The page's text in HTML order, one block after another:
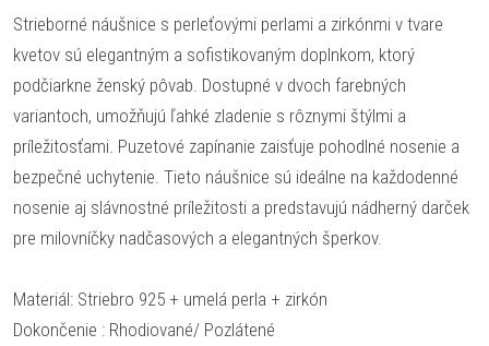
Strieborné náušnice s perleťovými perlami a zirkónmi v tvare
kvetov sú elegantným a sofistikovaným doplnkom, ktorý
podčiarkne ženský pôvab. Dostupné v dvoch farebných
variantoch, umožňujú ľahké zladenie s rôznymi štýlmi a
príležitosťami. Puzetové zapínanie zaisťuje pohodlné nosenie a
bezpečné uchytenie. Tieto náušnice sú ideálne na každodenné
nosenie aj slávnostné príležitosti a predstavujú nádherný darček
pre milovníčky nadčasových a elegantných šperkov.
Materiál: Striebro 925 + umelá perla + zirkón
Dokončenie : Rhodiované/ Pozlátené